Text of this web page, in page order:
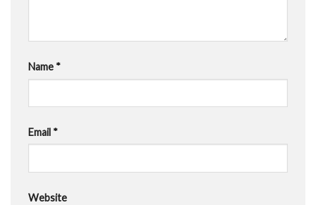
Name *
Email *
Website